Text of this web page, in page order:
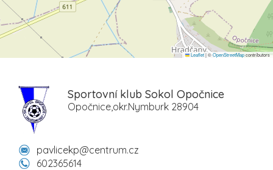
Leaflet|©OpenStreetMapcontributors
Sportovní klub Sokol Opočnice
Opočnice,okr.Nymburk 28904
pavlicekp@centrum.cz
602365614